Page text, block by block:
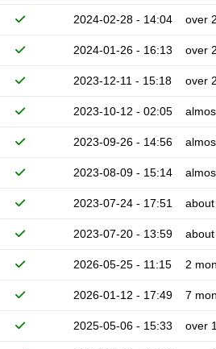
2024-02-28 - 14:04 over
2024-01-26 - 16:13 over
2023-12-11 - 15:18 over
2023-10-12 - 02:05
2023-09-26 - 14:56
2023-08-09 - 15:14
2023-07-24 - 17:51
2023-07-20 - 13:59
2026-05-25 - 11:15 2
2026-01-12 - 17:49 7
2025-05-06 - 15:33 over